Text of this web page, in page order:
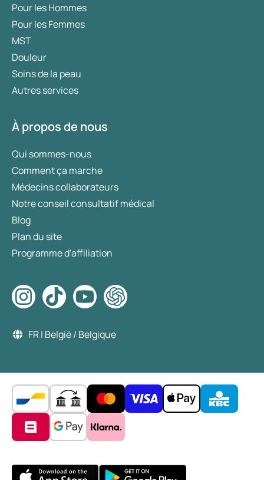
Pour les Hommes
Pour les Femmes
MST
Douleur
Soins de la peau
Autres services
À propos de nous
Qui sommes-nous
Comment ça marche
Médecins collaborateurs
Notre conseil consultatif médical
Blog
Plan du site
Programme d'affiliation
FR | België / Belgique